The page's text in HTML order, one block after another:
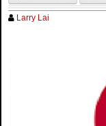
Larry Lai